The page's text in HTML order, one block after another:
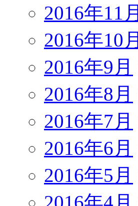
2016年11月
2016年10月
2016年9月
2016年8月
2016年7月
2016年6月
2016年5月